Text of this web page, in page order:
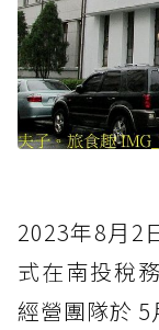
2023年8月2
式在南投稅
經營團隊於